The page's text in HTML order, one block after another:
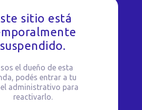
sitio está
suspendido.
sos el dueño de esta
podés entrar a tu
administrativo para
reactivarlo.